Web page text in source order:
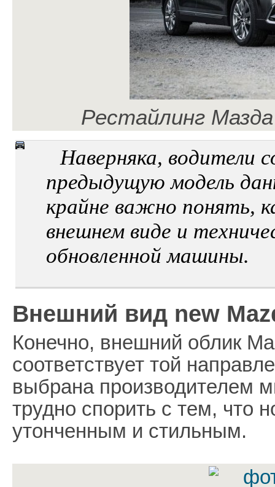
Рестайлинг
Наверняка,
предыдущую модель
крайне важно понять,
внешнем виде и
обновленной машины.
Внешний вид new
Конечно, внешний облик
соответствует той
выбрана производителем
трудно спорить с тем, что
утонченным и стильным.